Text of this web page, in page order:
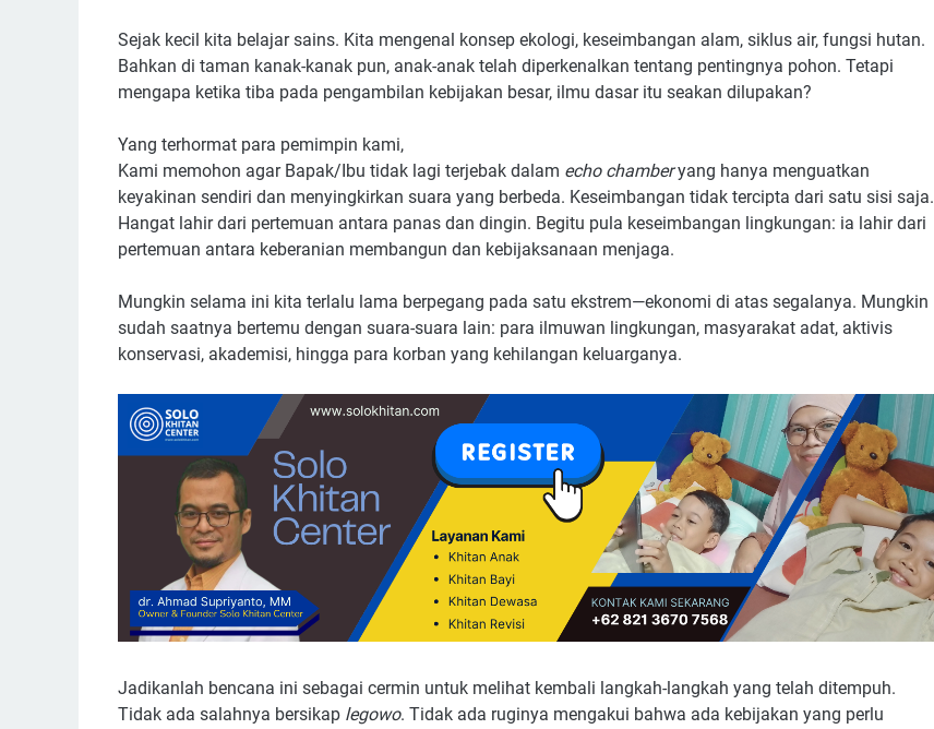
Sejak kecil kita belajar sains. Kita mengenal konsep ekologi, keseimbangan alam, siklus air, fungsi hutan.
Bahkan di taman kanak-kanak pun, anak-anak telah diperkenalkan tentang pentingnya pohon. Tetapi
mengapa ketika tiba pada pengambilan kebijakan besar, ilmu dasar itu seakan dilupakan?
Yang terhormat para pemimpin kami,
Kami memohon agar Bapak/Ibu tidak lagi terjebak dalam echo chamberyang hanya menguatkan
keyakinan sendiri dan menyingkirkan suara yang berbeda. Keseimbangan tidak tercipta dari satu sisi saja.
Hangat lahir dari pertemuan antara panas dan dingin. Begitu pula keseimbangan lingkungan: ia lahir dari
pertemuan antara keberanian membangun dan kebijaksanaan menjaga.
Mungkin selama ini kita terlalu lama berpegang pada satu ekstrem—ekonomi di atas segalanya. Mungkin
sudah saatnya bertemu dengan suara-suara lain: para ilmuwan lingkungan, masyarakat adat, aktivis
konservasi, akademisi, hingga para korban yang kehilangan keluarganya.
Jadikanlah bencana ini sebagai cermin untuk melihat kembali langkah-langkah yang telah ditempuh.
Tidak ada salahnya bersikap legowo. Tidak ada ruginya mengakui bahwa ada kebijakan yang perlu